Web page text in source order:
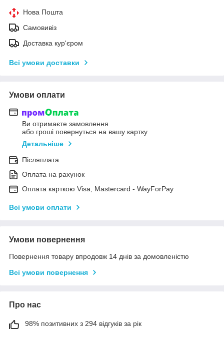
Нова Пошта
Самовивіз
Доставка кур'єром
Всі умови доставки
Умови оплати
Ви отримаєте замовлення
або гроші повернуться на вашу картку
Детальніше
Післяплата
Оплата на рахунок
Оплата карткою Visa, Mastercard - WayForPay
Всі умови оплати
Умови повернення
Повернення товару впродовж 14 днів за домовленістю
Всі умови повернення
Про нас
98% позитивних з 294 відгуків за рік